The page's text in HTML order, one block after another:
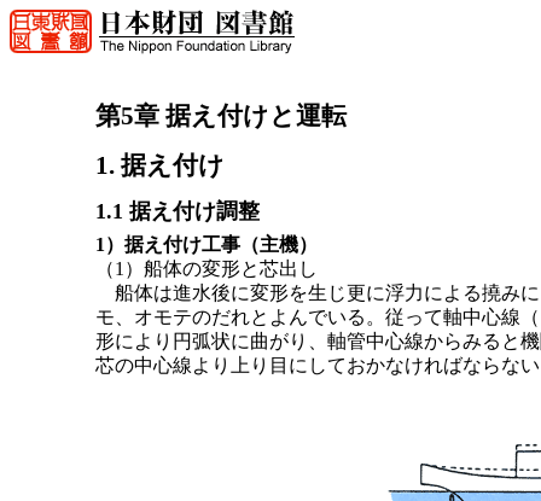
第5章 据え付けと運転
1. 据え付け
1.1 据え付け調整
1）据え付け工事（主機）
（1）船体の変形と芯出し
船体は進水後に変形を生じ更に浮力による撓み
モ、オモテのだれとよんでいる。従って軸中心線
形により円弧状に曲がり、軸管中心線からみると
芯の中心線より上り目にしておかなければならな